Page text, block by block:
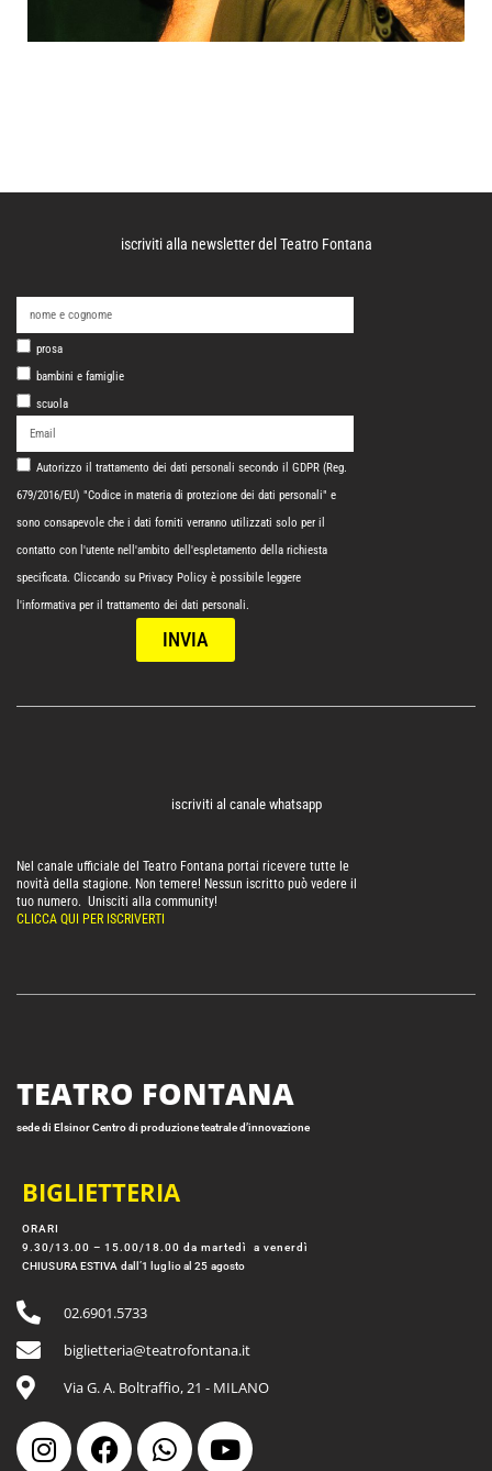
iscriviti alla newsletter del Teatro Fontana
prosa
bambini e famiglie
scuola
Autorizzo il trattamento dei dati personali secondo il GDPR (Reg.
679/2016/EU) "Codice in materia di protezione dei dati personali" e
sono consapevole che i dati forniti verranno utilizzati solo per il
contatto con l'utente nell'ambito dell'espletamento della richiesta
specificata. Cliccando su Privacy Policy è possibile leggere
l'informativa per il trattamento dei dati personali.
INVIA
iscriviti al canale whatsapp
Nel canale ufficiale del Teatro Fontana portai ricevere tutte le
novità della stagione. Non temere! Nessun iscritto può vedere il
tuo numero. Unisciti alla community!
CLICCA QUI PER ISCRIVERTI
TEATRO FONTANA
sede di Elsinor Centro di produzione teatrale d’innovazione
BIGLIETTERIA
ORARI
9.30/13.00 – 15.00/18.00 da martedì a venerdì
CHIUSURA ESTIVA dall’1 luglio al 25 agosto
02.6901.5733
biglietteria@teatrofontana.it
Via G. A. Boltraffio, 21 - MILANO